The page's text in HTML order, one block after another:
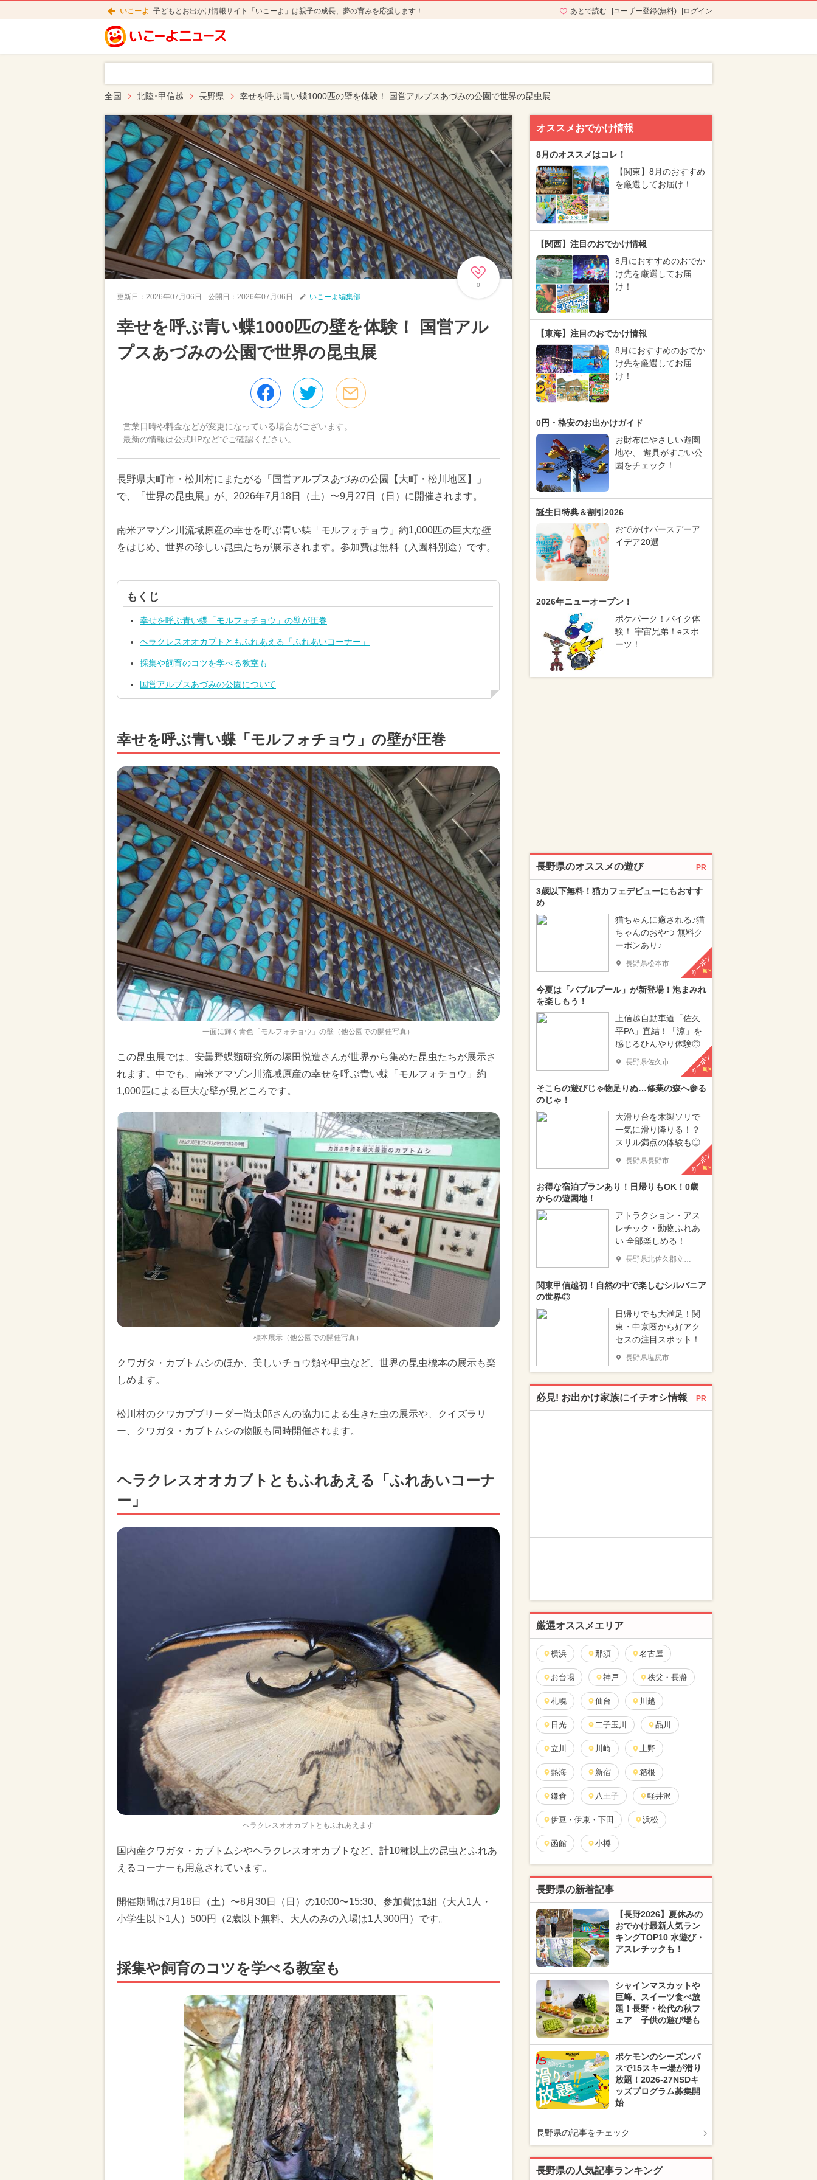
いこーよ 子どもとお出かけ情報サイト「いこーよ」は親子の成長、夢の育みを応援します！ あとで読む ユーザー登録(無料) ログイン
全国 北陸･甲信越 長野県 幸せを呼ぶ青い蝶1000匹の壁を体験！ 国営アルプスあづみの公園で世界の昆虫展
0
更新日： 2026年07月06日 公開日： 2026年07月06日 いこーよ編集部
幸せを呼ぶ青い蝶1000匹の壁を体験！ 国営アル
プスあづみの公園で世界の昆虫展
営業日時や料金などが変更になっている場合がございます。
最新の情報は公式HPなどでご確認ください。
長野県大町市・松川村にまたがる「国営アルプスあづみの公園【大町・松川地区】」
で、「世界の昆虫展」が、2026年7月18日（土）〜9月27日（日）に開催されます。
南米アマゾン川流域原産の幸せを呼ぶ青い蝶「モルフォチョウ」約1,000匹の巨大な壁
をはじめ、世界の珍しい昆虫たちが展示されます。参加費は無料（入園料別途）です。
もくじ
幸せを呼ぶ青い蝶「モルフォチョウ」の壁が圧巻
ヘラクレスオオカブトともふれあえる「ふれあいコーナー」
採集や飼育のコツを学べる教室も
国営アルプスあづみの公園について
幸せを呼ぶ青い蝶「モルフォチョウ」の壁が圧巻
一面に輝く青色「モルフォチョウ」の壁（他公園での開催写真）
この昆虫展では、安曇野蝶類研究所の塚田悦造さんが世界から集めた昆虫たちが展示さ
れます。中でも、南米アマゾン川流域原産の幸せを呼ぶ青い蝶「モルフォチョウ」約
1,000匹による巨大な壁が見どころです。
標本展示（他公園での開催写真）
クワガタ・カブトムシのほか、美しいチョウ類や甲虫など、世界の昆虫標本の展示も楽
しめます。
松川村のクワカブブリーダー尚太郎さんの協力による生きた虫の展示や、クイズラリ
ー、クワガタ・カブトムシの物販も同時開催されます。
ヘラクレスオオカブトともふれあえる「ふれあいコーナ
ー」
ヘラクレスオオカブトともふれあえます
国内産クワガタ・カブトムシやヘラクレスオオカブトなど、計10種以上の昆虫とふれあ
えるコーナーも用意されています。
開催期間は7月18日（土）〜8月30日（日）の10:00〜15:30、参加費は1組（大人1人・
小学生以下1人）500円（2歳以下無料、大人のみの入場は1人300円）です。
採集や飼育のコツを学べる教室も
オススメおでかけ情報
8月のオススメはコレ！
【関東】8月のおすすめ
を厳選してお届け！
【関西】注目のおでかけ情報
8月におすすめのおでか
け先を厳選してお届
け！
【東海】注目のおでかけ情報
8月におすすめのおでか
け先を厳選してお届
け！
0円・格安のお出かけガイド
お財布にやさしい遊園
地や、 遊具がすごい公
園をチェック！
誕生日特典＆割引2026
おでかけバースデーア
イデア20選
2026年ニューオープン！
ポケパーク！バイク体
験！ 宇宙兄弟！eスポ
ーツ！
長野県のオススメの遊び PR
3歳以下無料！猫カフェデビューにもおすす
め
猫ちゃんに癒される♪猫
ちゃんのおやつ 無料ク
ーポンあり♪
長野県松本市 クーポン
今夏は「バブルプール」が新登場！泡まみれ
を楽しもう！
上信越自動車道「佐久
平PA」直結！「涼」を
感じるひんやり体験◎
長野県佐久市 クーポン
そこらの遊びじゃ物足りぬ…修業の森へ参る
のじゃ！
大滑り台を木製ソリで
一気に滑り降りる！？
スリル満点の体験も◎
長野県長野市 クーポン
お得な宿泊プランあり！日帰りもOK！0歳
からの遊園地！
アトラクション・アス
レチック・動物ふれあ
い 全部楽しめる！
長野県北佐久郡立科町
関東甲信越初！自然の中で楽しむシルバニア
の世界◎
日帰りでも大満足！関
東・中京圏から好アク
セスの注目スポット！
長野県塩尻市
必見! お出かけ家族にイチオシ情報 PR
厳選オススメエリア
横浜 那須 名古屋
お台場 神戸 秩父・長瀞
札幌 仙台 川越
日光 二子玉川 品川
立川 川崎 上野
熱海 新宿 箱根
鎌倉 八王子 軽井沢
伊豆・伊東・下田 浜松
函館 小樽
長野県の新着記事
【長野2026】夏休みの
おでかけ最新人気ラン
キングTOP10 水遊び・
アスレチックも！
シャインマスカットや
巨峰、スイーツ食べ放
題！長野・松代の秋フ
ェア 子供の遊び場も
ポケモンのシーズンパ
スで15スキー場が滑り
放題！2026-27NSDキ
ッズプログラム募集開
始
長野県の記事をチェック
長野県の人気記事ランキング